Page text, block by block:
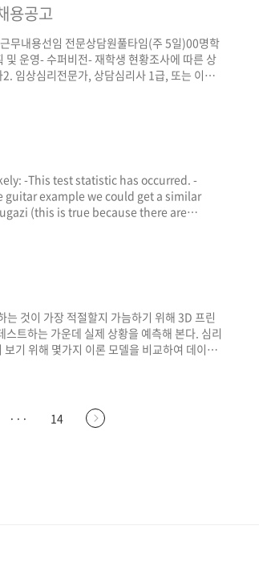
용공고
무내용선임 전문상담원풀타임(주 5일)00명학
운영- 수퍼비전- 재학생 현황조사에 따른 상
임상심리전문가, 상담심리사 1급, 또는 이에
자) 우대 ￭ 전형방법1. 1차: 서류전형
-This test statistic has occurred. -
example we could get a similar
(this is true because there are
것이 가장 적절할지 가늠하기 위해 3D 프린
트하는 가운데 실제 상황을 예측해 본다. 심리
기 위해 몇가지 이론 모델을 비교하여 데이터
료를 얼마나 잘 대표(예측)하는지를 가늠하
··· 14